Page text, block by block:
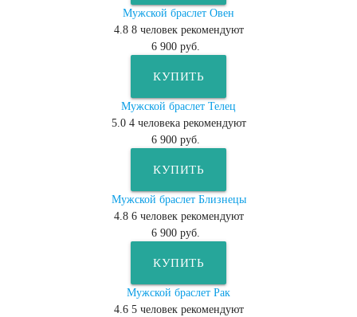
Мужской браслет Овен
4.8 8человек рекомендуют
6 900 руб.
КУПИТЬ
Мужской браслет Телец
5.0 4человека рекомендуют
6 900 руб.
КУПИТЬ
Мужской браслет Близнецы
4.8 6человек рекомендуют
6 900 руб.
КУПИТЬ
Мужской браслет Рак
4.6 5человек рекомендуют